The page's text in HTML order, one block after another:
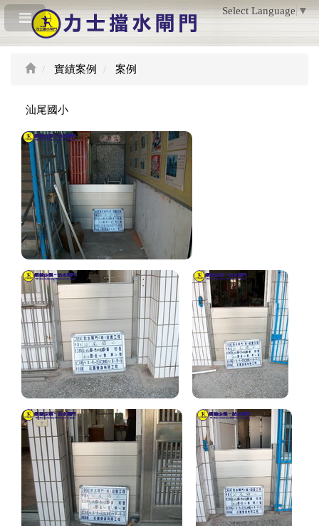
Select Language▼
實績案例 案例
汕尾國小